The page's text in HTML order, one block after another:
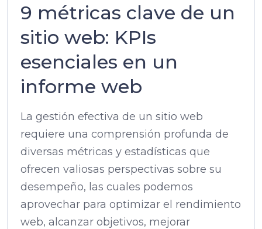
9 métricas clave de un
sitio web: KPIs
esenciales en un
informe web
La gestión efectiva de un sitio web
requiere una comprensión profunda de
diversas métricas y estadísticas que
ofrecen valiosas perspectivas sobre su
desempeño, las cuales podemos
aprovechar para optimizar el rendimiento
web, alcanzar objetivos, mejorar